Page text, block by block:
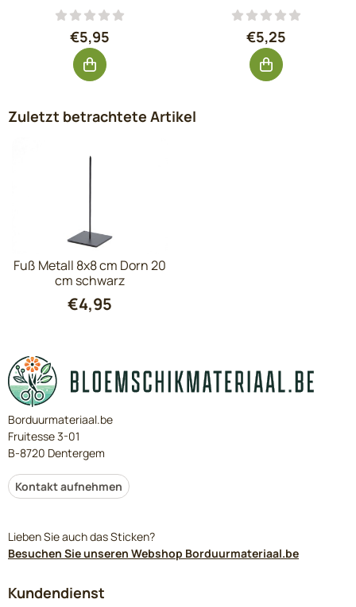
Preis: 5,95, ohne MwSt.: 4,92
€5,95 Preis: 5,25,
€5,25
Zuletzt betrachtete Artikel
Fuß Metall 8x8 cm Dorn 20
cm schwarz
€4,95
Borduurmateriaal.be
Fruitesse 3-01
B-8720 Dentergem
Kontakt aufnehmen
Lieben Sie auch das Sticken?
Besuchen Sie unseren Webshop Borduurmateriaal.be
Kundendienst